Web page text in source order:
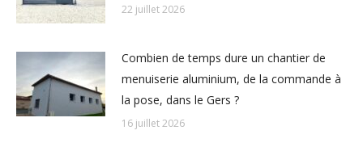
22 juillet 2026
Combien de temps dure un chantier de
menuiserie aluminium, de la commande à
la pose, dans le Gers ?
16 juillet 2026